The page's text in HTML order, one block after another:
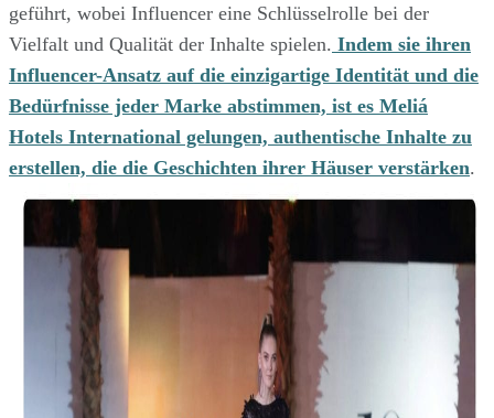
geführt, wobei Influencer eine Schlüsselrolle bei der
Vielfalt und Qualität der Inhalte spielen. Indem sie ihren
Influencer-Ansatz auf die einzigartige Identität und die
Bedürfnisse jeder Marke abstimmen, ist es Meliá
Hotels International gelungen, authentische Inhalte zu
erstellen, die die Geschichten ihrer Häuser verstärken.